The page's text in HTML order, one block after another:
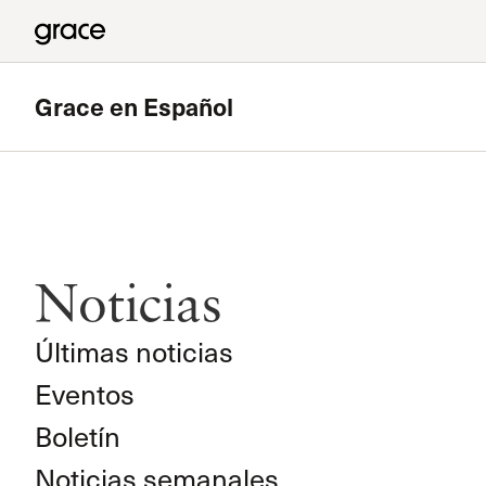
Grace en Español
Noticias
Últimas noticias
Eventos
Boletín
Noticias semanales